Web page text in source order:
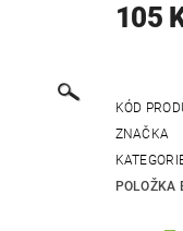
105
KÓD
ZNAČKA
POLOŽKA